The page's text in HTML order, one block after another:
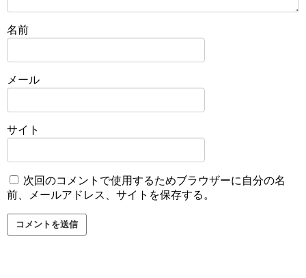
名前
メール
サイト
次回のコメントで使用するためブラウザーに自分の名
前、メールアドレス、サイトを保存する。